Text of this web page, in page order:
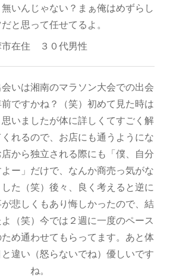
いんじゃない？まぁ俺はめずらし
と思って任せてるよ。
市在住 ３０代男性
いは湘南のマラソン大会での出会
ですかね？（笑）初めて見た時は
いましたが体に詳しくてすごく解
れるので、お店にも通うようにな
から独立される際にも「僕、自分
ー」だけで、なんか商売っ気がな
た（笑）後々、良く考えると逆に
悲しくもあり悔しかったので、結
（笑）今では２週に一度のペース
め通わせてもらってます。あと体
違い（怒らないでね）優しいです
ね。